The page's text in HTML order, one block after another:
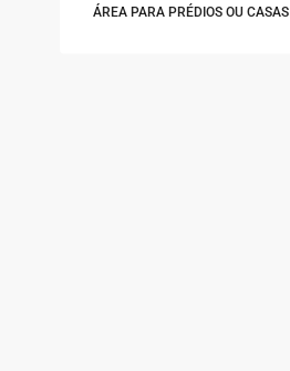
ÁREA PARA PRÉDIOS OU CASAS